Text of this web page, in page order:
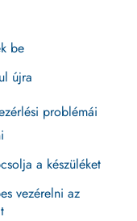
be
újra
problémái
a készüléket
vezérelni az